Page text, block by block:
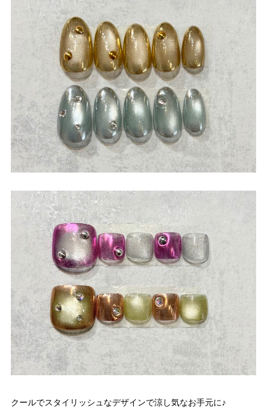
クールでスタイリッシュなデザインで涼し気なお手元に♪